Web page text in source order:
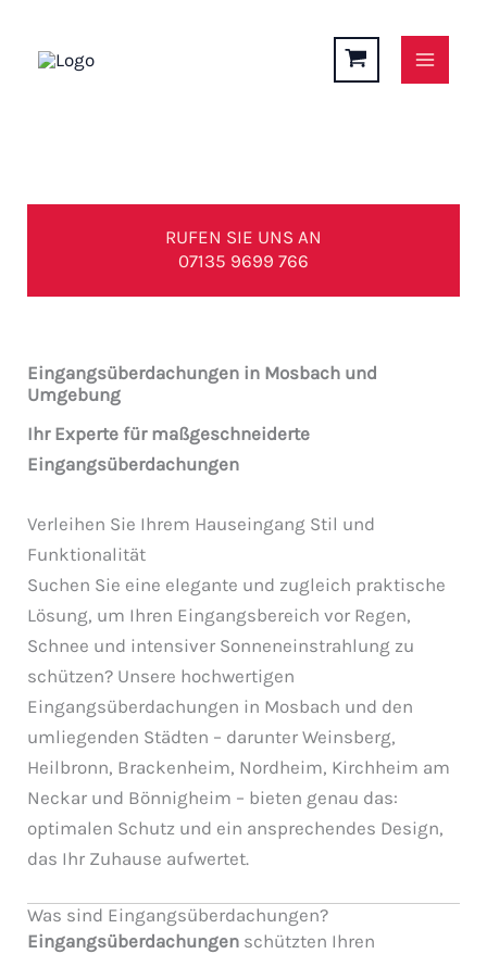
springen
RUFEN SIE UNS AN
07135 9699 766
Eingangsüberdachungen in Mosbach und
Umgebung
Ihr Experte für maßgeschneiderte
Eingangsüberdachungen
Verleihen Sie Ihrem Hauseingang Stil und
Funktionalität
Suchen Sie eine elegante und zugleich praktische
Lösung, um Ihren Eingangsbereich vor Regen,
Schnee und intensiver Sonneneinstrahlung zu
schützen? Unsere hochwertigen
Eingangsüberdachungen in Mosbach und den
umliegenden Städten – darunter Weinsberg,
Heilbronn, Brackenheim, Nordheim, Kirchheim am
Neckar und Bönnigheim – bieten genau das:
optimalen Schutz und ein ansprechendes Design,
das Ihr Zuhause aufwertet.
Was sind Eingangsüberdachungen?
Eingangsüberdachungen schützten Ihren